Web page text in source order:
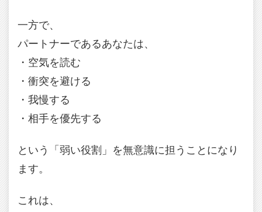
一方で、
パートナーであるあなたは、
・空気を読む
・衝突を避ける
・我慢する
・相手を優先する
という「弱い役割」を無意識に担うことになり
ます。
これは、